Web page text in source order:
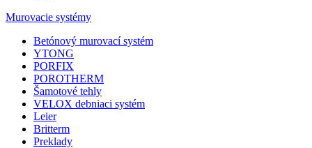
Murovacie systémy
Betónový murovací systém
YTONG
PORFIX
POROTHERM
Šamotové tehly
VELOX debniaci systém
Leier
Britterm
Preklady